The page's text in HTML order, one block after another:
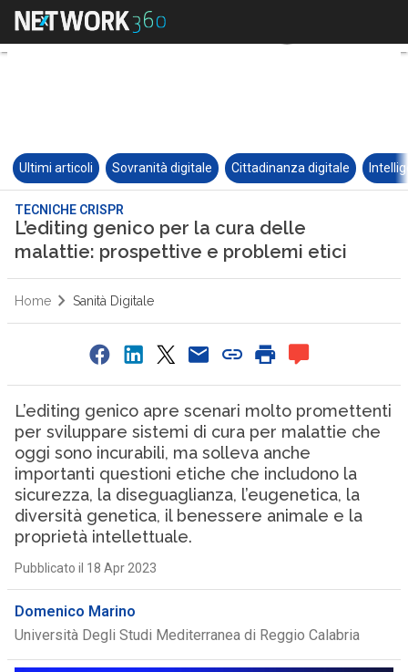
Ultimi articoli Sovranità digitale Cittadinanza digitale
TECNICHE CRISPR
L’editing genico per la cura delle
malattie: prospettive e problemi etici
Home Sanità Digitale
L’editing genico apre scenari molto promettenti
per sviluppare sistemi di cura per malattie che
oggi sono incurabili, ma solleva anche
importanti questioni etiche che includono la
sicurezza, la diseguaglianza, l’eugenetica, la
diversità genetica, il benessere animale e la
proprietà intellettuale.
Pubblicato il 18 Apr 2023
Domenico Marino
Università Degli Studi Mediterranea di Reggio Calabria